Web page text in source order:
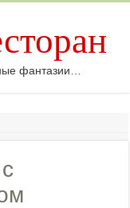
фантазии…